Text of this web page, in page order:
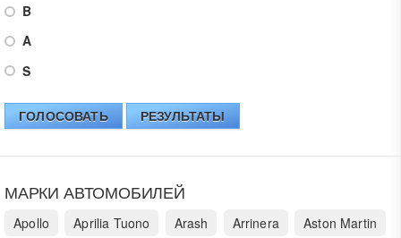
B
A
S
ГОЛОСОВАТЬ РЕЗУЛЬТАТЫ
МАРКИ АВТОМОБИЛЕЙ
Apollo Aprilia Tuono Arash Arrinera
Aston Martin